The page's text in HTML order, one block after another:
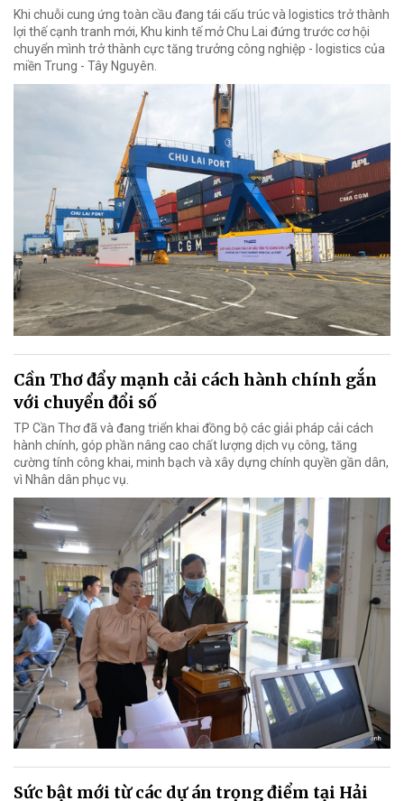
Khi chuỗi cung ứng toàn cầu đang tái cấu trúc và logistics trở thành
lợi thế cạnh tranh mới, Khu kinh tế mở Chu Lai đứng trước cơ hội
chuyển mình trở thành cực tăng trưởng công nghiệp - logistics của
miền Trung - Tây Nguyên.
Cần Thơ đẩy mạnh cải cách hành chính gắn
với chuyển đổi số
TP Cần Thơ đã và đang triển khai đồng bộ các giải pháp cải cách
hành chính, góp phần nâng cao chất lượng dịch vụ công, tăng
cường tính công khai, minh bạch và xây dựng chính quyền gần dân,
vì Nhân dân phục vụ.
Sức bật mới từ các dự án trọng điểm tại Hải